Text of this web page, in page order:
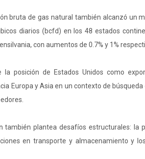
bruta de gas natural también alcanzó un
diarios (bcfd) en los 48 estados
con aumentos de 0.7% y 1%
la posición de Estados Unidos como
Europa y Asia en un contexto de
también plantea desafíos estructurales: la
en transporte y almacenamiento y